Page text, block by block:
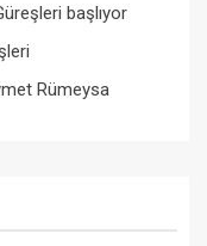
başlıyor
Rümeysa